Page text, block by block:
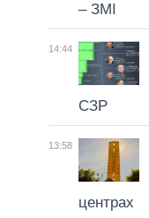
– ЗМІ
14:44
СЗР
13:58
центрах